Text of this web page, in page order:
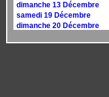
dimanche 13 Décembre
samedi 19 Décembre
dimanche 20 Décembre